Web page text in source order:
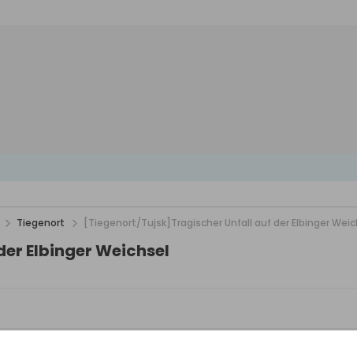
Tiegenort [Tiegenort/Tujsk]Tragischer Unfall auf der Elbinger
Elbinger Weichsel